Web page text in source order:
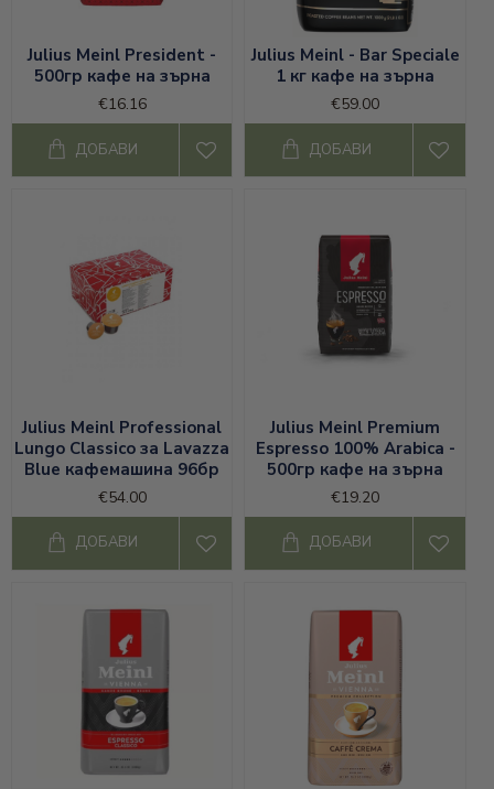
Julius Meinl President -
500гр кафе на зърна
€16.16
ДОБАВИ
Julius Meinl - Bar Speciale
1 кг кафе на зърна
€59.00
ДОБАВИ
Julius Meinl Professional
Lungo Classico за Lavazza
Blue кафемашина 96бр
€54.00
ДОБАВИ
Julius Meinl Premium
Espresso 100% Arabica -
500гр кафе на зърна
€19.20
ДОБАВИ